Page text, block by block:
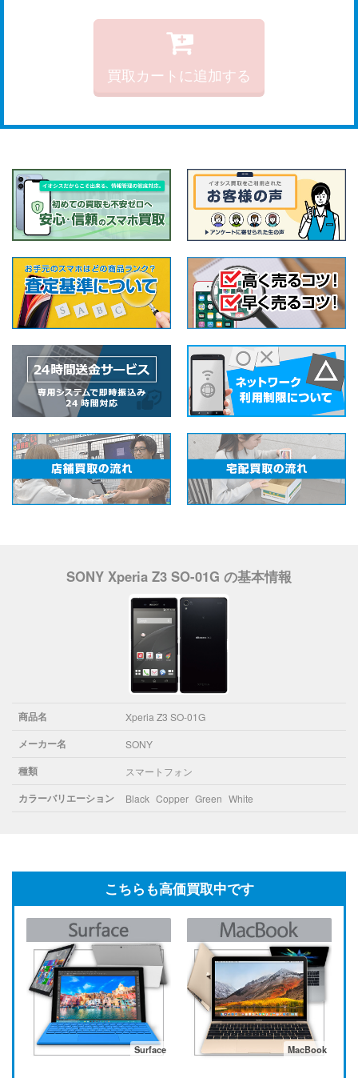
買取カートに追加する
SONY Xperia Z3 SO-01G の基本情報
商品名 Xperia Z3 SO-01G
メーカー名 SONY
種類 スマートフォン
カラーバリエーション Black Copper Green White
こちらも高価買取中です
Surface MacBook